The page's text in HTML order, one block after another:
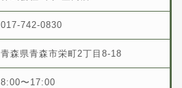
017-742-0830
青森県青森市栄町2丁目8-18
8:00〜17:00